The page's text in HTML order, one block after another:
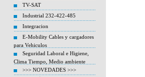
TV-SAT
Industrial 232-422-485
Integracion
E-Mobility Cables y cargadores
para Vehiculos
Seguridad Laboral e Higiene,
Clima Tiempo, Medio ambiente
>>> NOVEDADES >>>